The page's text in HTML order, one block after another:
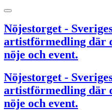
Nöjestorget -
artistförmedling där
nöje och event.
Nöjestorget -
artistförmedling där
nöje och event.